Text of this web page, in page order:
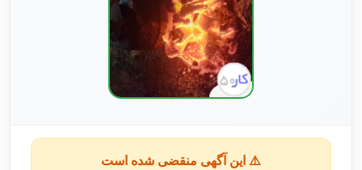
⚠️ این آگهی منقضی شده است